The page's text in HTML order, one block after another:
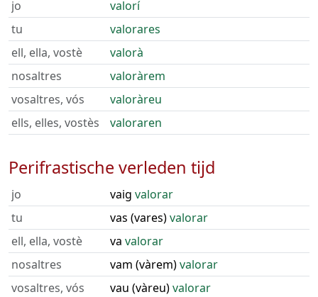
jo
valorí
tu
valorares
ell, ella, vostè
valorà
nosaltres
valoràrem
vosaltres, vós
valoràreu
ells, elles, vostès
valoraren
Perifrastische verleden tijd
jo vaig valorar
tu
vas (vares)valorar
ell, ella, vostè
va valorar
nosaltres
vam (vàrem)valorar
vosaltres, vós
vau (vàreu)valorar